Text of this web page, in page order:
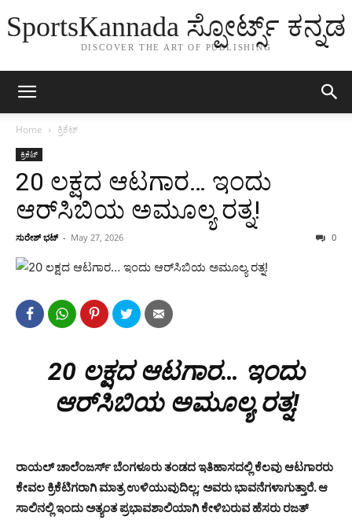
SportsKannada ಸ್ಪೋರ್ಟ್ಸ್ ಕನ್ನಡ
DISCOVER THE ART OF PUBLISHING
Home ಕ್ರಿಕೆಟ್
ಕ್ರಿಕೆಟ್
20 ಲಕ್ಷದ ಆಟಗಾರ… ಇಂದು
ಆರ್‌ಸಿಬಿಯ ಅಮೂಲ್ಯ ರತ್ನ!
ಸುರೇಶ್ ಭಟ್ - May 27, 2026 0
20 ಲಕ್ಷದ ಆಟಗಾರ… ಇಂದು
ಆರ್‌ಸಿಬಿಯ ಅಮೂಲ್ಯ ರತ್ನ!
ರಾಯಲ್ ಚಾಲೆಂಜರ್ಸ್ ಬೆಂಗಳೂರು ತಂಡದ ಇತಿಹಾಸದಲ್ಲಿ ಕೆಲವು ಆಟಗಾರರು
ಕೇವಲ ಕ್ರಿಕೆಟಿಗರಾಗಿ ಮಾತ್ರ ಉಳಿಯುವುದಿಲ್ಲ; ಅವರು ಭಾವನೆಗಳಾಗುತ್ತಾರೆ. ಆ
ಸಾಲಿನಲ್ಲಿ ಇಂದು ಅತ್ಯಂತ ಪ್ರಭಾವಶಾಲಿಯಾಗಿ ಕೇಳಿಬರುವ ಹೆಸರು ರಜತ್